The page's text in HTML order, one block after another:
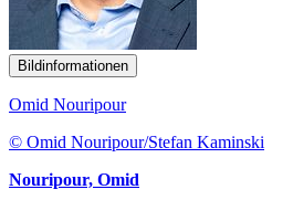
Bildinformationen
Omid Nouripour
© Omid Nouripour/Stefan Kaminski
Nouripour, Omid